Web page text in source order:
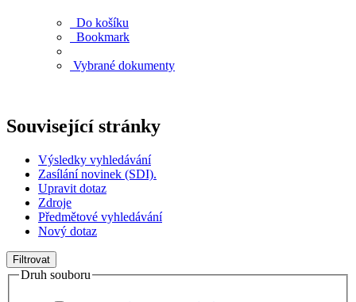
Do košíku
Bookmark
Vybrané dokumenty
Související stránky
Výsledky vyhledávání
Zasílání novinek (SDI).
Upravit dotaz
Zdroje
Předmětové vyhledávání
Nový dotaz
Filtrovat
Druh souboru